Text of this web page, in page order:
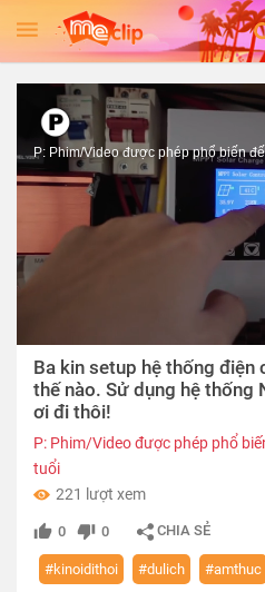
33:25
P: Phim/Video được phép phổ biến
Ba kin setup hệ thống
thế nào. Sử dụng hệ thống
ơi đi thôi!
P: Phim/Video được phép phổ
tuổi
221 lượt xem
0 0 CHIA SẺ
#kinoidithoi #dulich #amthuc